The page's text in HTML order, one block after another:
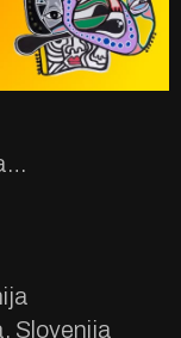
rambo-amadeus-live-hangar-bar-izola-slovenija
Slovenija